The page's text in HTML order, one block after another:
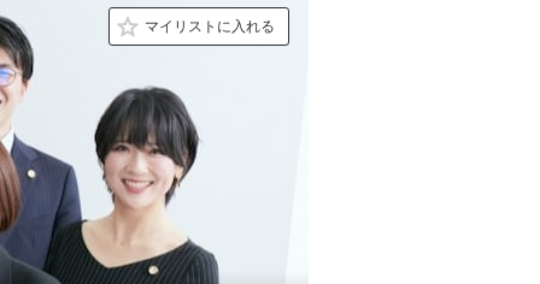
マイリストに入れる